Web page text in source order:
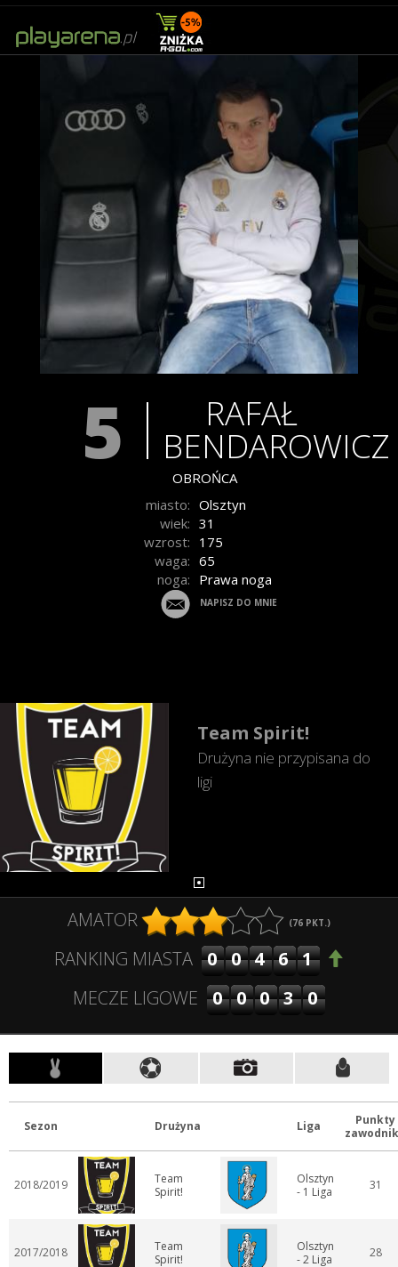
5 RAFAŁ
BENDAROWICZ
OBROŃCA
miasto: Olsztyn
wiek: 31
wzrost: 175
waga: 65
noga: Prawa noga
NAPISZ DO MNIE
Team Spirit!
Drużyna nie przypisana do
ligi
AMATOR (76 PKT.)
RANKING MIASTA 00461
MECZE LIGOWE
00030
Sezon Drużyna Liga
Punkty
2018/2019
Team
Spirit!
Olsztyn
- 1 Liga
31
2017/2018
Team
Spirit!
Olsztyn
- 2 Liga
28